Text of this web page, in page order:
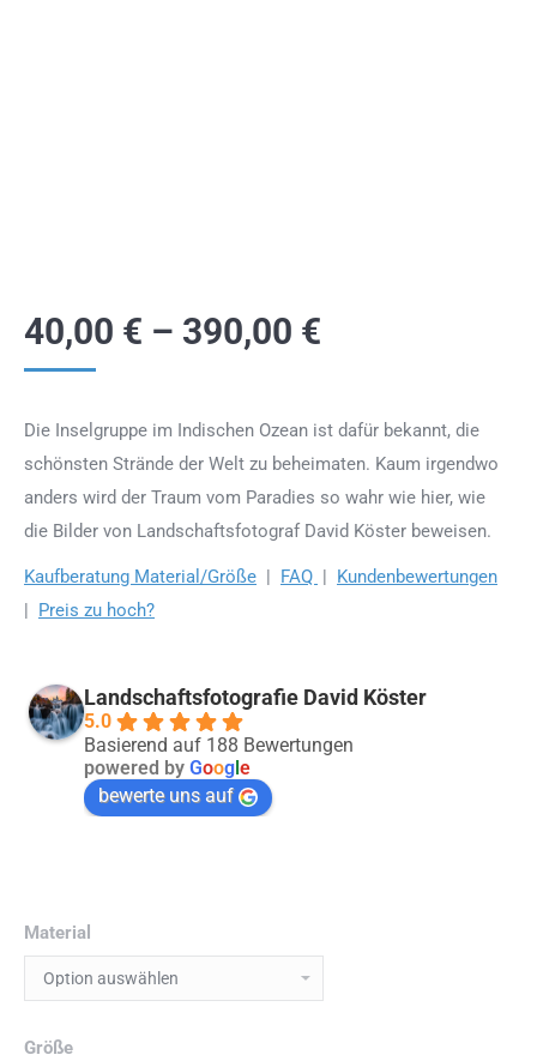
40,00 € – 390,00 €
Die Inselgruppe im Indischen Ozean ist dafür bekannt, die
schönsten Strände der Welt zu beheimaten. Kaum irgendwo
anders wird der Traum vom Paradies so wahr wie hier, wie
die Bilder von Landschaftsfotograf David Köster beweisen.
Kaufberatung Material/Größe | FAQ | Kundenbewertungen
| Preis zu hoch?
Landschaftsfotografie David Köster
5.0
Basierend auf 188 Bewertungen
powered by Google
bewerte uns auf
Material
Größe